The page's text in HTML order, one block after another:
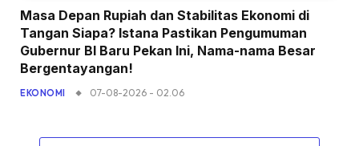
Masa Depan Rupiah dan Stabilitas Ekonomi di
Tangan Siapa? Istana Pastikan Pengumuman
Gubernur BI Baru Pekan Ini, Nama-nama Besar
Bergentayangan!
EKONOMI 07-08-2026 - 02.06